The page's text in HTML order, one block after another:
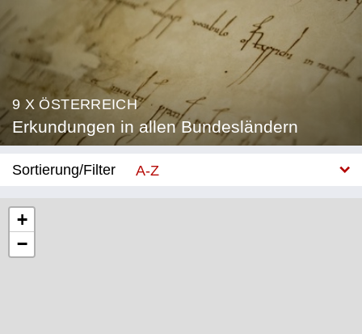
9 X ÖSTERREICH
Erkundungen in allen Bundesländern
Sortierung/Filter
A-Z
+
−